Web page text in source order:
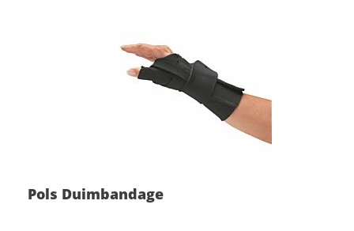
Pols Duimbandage